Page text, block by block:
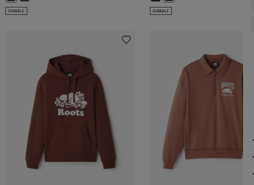
DURABLE DURABLE